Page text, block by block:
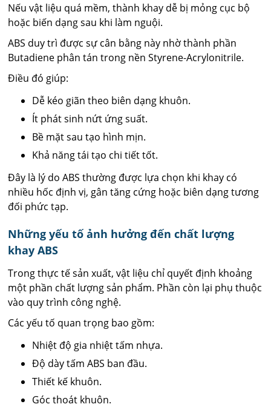
Nếu vật liệu quá mềm, thành khay dễ bị mỏng cục bộ
hoặc biến dạng sau khi làm nguội.
ABS duy trì được sự cân bằng này nhờ thành phần
Butadiene phân tán trong nền Styrene-Acrylonitrile.
Điều đó giúp:
Dễ kéo giãn theo biên dạng khuôn.
Ít phát sinh nứt ứng suất.
Bề mặt sau tạo hình mịn.
Khả năng tái tạo chi tiết tốt.
Đây là lý do ABS thường được lựa chọn khi khay có
nhiều hốc định vị, gân tăng cứng hoặc biên dạng tương
đối phức tạp.
Những yếu tố ảnh hưởng đến chất lượng
khay ABS
Trong thực tế sản xuất, vật liệu chỉ quyết định khoảng
một phần chất lượng sản phẩm. Phần còn lại phụ thuộc
vào quy trình công nghệ.
Các yếu tố quan trọng bao gồm:
Nhiệt độ gia nhiệt tấm nhựa.
Độ dày tấm ABS ban đầu.
Thiết kế khuôn.
Góc thoát khuôn.